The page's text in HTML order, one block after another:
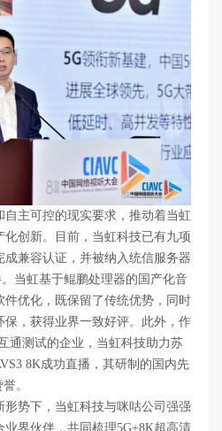
自主可控的现实要求，推动着当虹
创新。目前，当虹科技已有九项
成兼容认证，并被纳入统信服务器
当虹基于鲲鹏处理器的国产化音
优化，既保留了传统优势，同时
保，获得业界一致好评。此外，作
通测试的企业，当虹科技助力苏
8K成功直播，其研制的国内先
。
形势下，当虹科技与咪咕公司强强
界伙伴，共同梳理5G+8K超高清